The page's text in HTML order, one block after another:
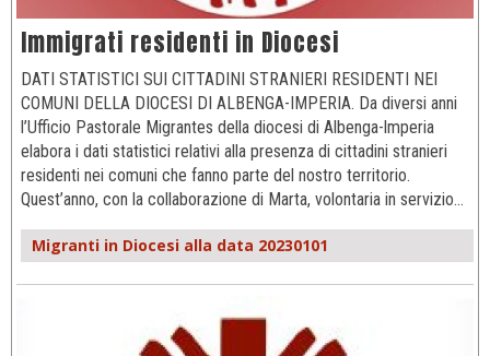
Immigrati residenti in Diocesi
DATI STATISTICI SUI CITTADINI STRANIERI RESIDENTI NEI
COMUNI DELLA DIOCESI DI ALBENGA-IMPERIA. Da diversi anni
l’Ufficio Pastorale Migrantes della diocesi di Albenga-lmperia
elabora i dati statistici relativi alla presenza di cittadini stranieri
residenti nei comuni che fanno parte del nostro territorio.
Quest’anno, con la collaborazione di Marta, volontaria in servizio…
Migranti in Diocesi alla data 20230101